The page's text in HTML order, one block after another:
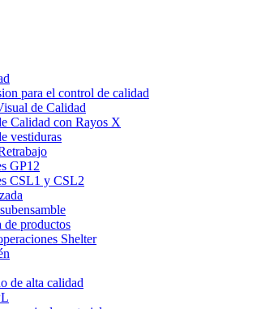
para el control de calidad
de Calidad
Calidad con Rayos X
vestiduras
GP12
CSL1 y CSL2
de productos
Shelter
de alta calidad